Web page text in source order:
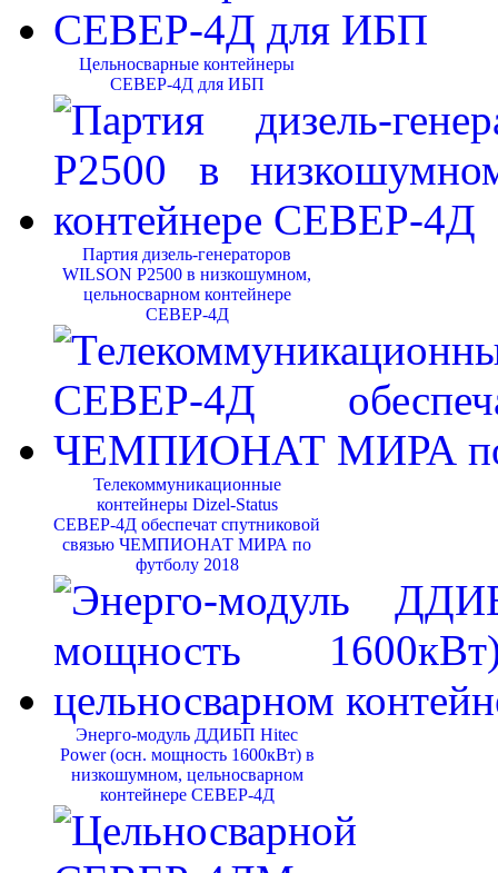
Цельносварные контейнеры
СЕВЕР-4Д для ИБП
Партия дизель-генераторов
WILSON P2500 в низкошумном,
цельносварном контейнере
СЕВЕР-4Д
Телекоммуникационные
контейнеры Dizel-Status
СЕВЕР-4Д обеспечат спутниковой
связью ЧЕМПИОНАТ МИРА по
футболу 2018
Энерго-модуль ДДИБП Hitec
Power (осн. мощность 1600кВт) в
низкошумном, цельносварном
контейнере СЕВЕР-4Д